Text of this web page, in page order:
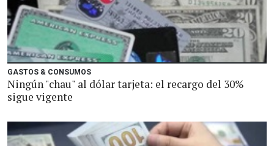
GASTOS & CONSUMOS
Ningún "chau" al dólar tarjeta: el recargo del 30%
sigue vigente